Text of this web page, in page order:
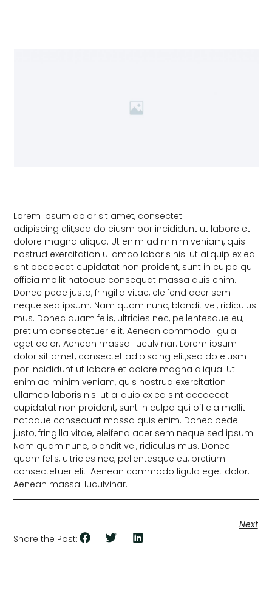
Lorem ipsum dolor sit amet, consectet
adipiscing elit,sed do eiusm por incididunt ut labore et
dolore magna aliqua. Ut enim ad minim veniam, quis
nostrud exercitation ullamco laboris nisi ut aliquip ex ea
sint occaecat cupidatat non proident, sunt in culpa qui
officia mollit natoque consequat massa quis enim.
Donec pede justo, fringilla vitae, eleifend acer sem
neque sed ipsum. Nam quam nunc, blandit vel, ridiculus
mus. Donec quam felis, ultricies nec, pellentesque eu,
pretium consectetuer elit. Aenean commodo ligula
eget dolor. Aenean massa. luculvinar. Lorem ipsum
dolor sit amet, consectet adipiscing elit,sed do eiusm
por incididunt ut labore et dolore magna aliqua. Ut
enim ad minim veniam, quis nostrud exercitation
ullamco laboris nisi ut aliquip ex ea sint occaecat
cupidatat non proident, sunt in culpa qui officia mollit
natoque consequat massa quis enim. Donec pede
justo, fringilla vitae, eleifend acer sem neque sed ipsum.
Nam quam nunc, blandit vel, ridiculus mus. Donec
quam felis, ultricies nec, pellentesque eu, pretium
consectetuer elit. Aenean commodo ligula eget dolor.
Aenean massa. luculvinar.
Next
Share the Post: